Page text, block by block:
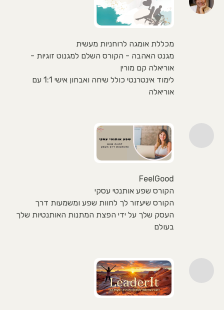
מכללת אומגה לרוחניות מעשית
מגנט האהבה - הקורס השלם למגנוט זוגיות -
אוריאלה קם מורין
לימוד אינטרנטי כולל שיחה ואבחון אישי 1:1 עם
אוריאלה
FeelGood
הקורס שפע אותנטי עסקי
הקורס שיעזור לך לחוות שפע ומשמעות דרך
העסק שלך על ידי הפצת המתנות האותנטיות שלך
בעולם